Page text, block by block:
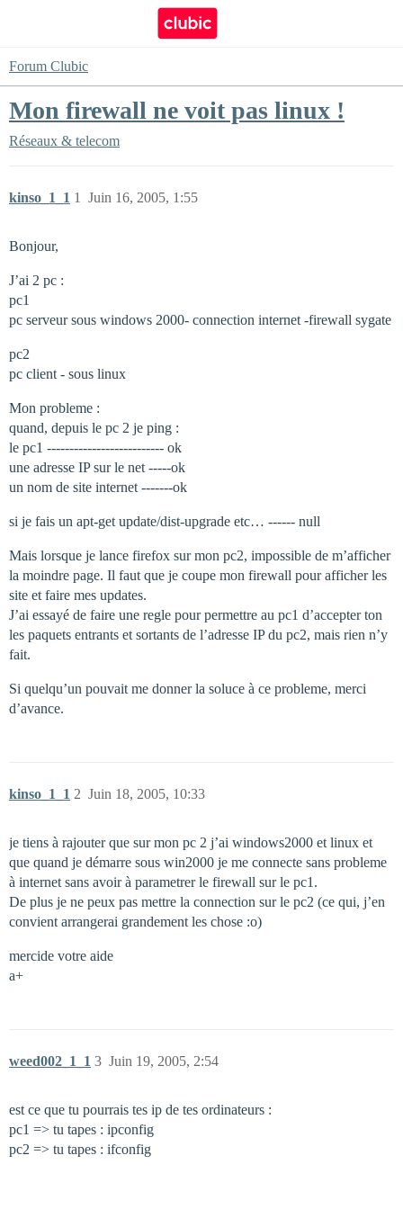
Forum Clubic
Mon firewall ne voit pas linux !
Réseaux & telecom
kinso_1_1 Juin 16, 2005, 1:55
1
Bonjour,
J’ai 2 pc :
pc1
pc serveur sous windows 2000- connection internet -firewall sygate
pc2
pc client - sous linux
Mon probleme :
quand, depuis le pc 2 je ping :
le pc1 -------------------------- ok
une adresse IP sur le net -----ok
un nom de site internet -------ok
si je fais un apt-get update/dist-upgrade etc… ------ null
Mais lorsque je lance firefox sur mon pc2, impossible de m’afficher
la moindre page. Il faut que je coupe mon firewall pour afficher les
site et faire mes updates.
J’ai essayé de faire une regle pour permettre au pc1 d’accepter ton
les paquets entrants et sortants de l’adresse IP du pc2, mais rien n’y
fait.
Si quelqu’un pouvait me donner la soluce à ce probleme, merci
d’avance.
kinso_1_1 Juin 18, 2005, 10:33
2
je tiens à rajouter que sur mon pc 2 j’ai windows2000 et linux et
que quand je démarre sous win2000 je me connecte sans probleme
à internet sans avoir à parametrer le firewall sur le pc1.
De plus je ne peux pas mettre la connection sur le pc2 (ce qui, j’en
convient arrangerai grandement les chose :o)
mercide votre aide
a+
weed002_1_1 Juin 19, 2005, 2:54
3
est ce que tu pourrais tes ip de tes ordinateurs :
pc1 => tu tapes : ipconfig
pc2 => tu tapes : ifconfig